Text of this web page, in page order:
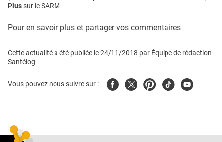
Plussur le SARM
Pour en savoir plus et partager vos commentaires
Cette actualité a été publiée le24/11/2018 par Équipe de rédaction
Santélog
Vous pouvez nous suivre sur : FacebookTwitterPinterest
TiktokYoutube